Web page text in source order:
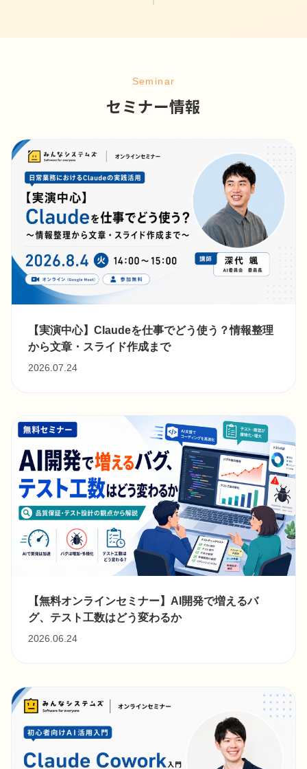
Seminar
セミナー情報
【実演中心】Claudeを仕事でどう使う？情報整理
から文章・スライド作成まで
2026.07.24
【無料オンラインセミナー】AI開発で増えるバ
グ、テスト工数はどう変わるか
2026.06.24